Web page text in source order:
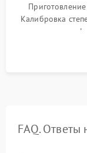
Калибровка
плотности
качества
FAQ.